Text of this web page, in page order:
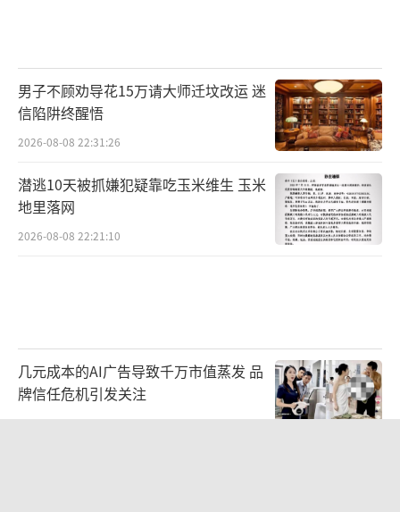
男子不顾劝导花15万请大师迁坟改运 迷
信陷阱终醒悟
2026-08-08 22:31:26
潜逃10天被抓嫌犯疑靠吃玉米维生 玉米
地里落网
2026-08-08 22:21:10
几元成本的AI广告导致千万市值蒸发 品
牌信任危机引发关注
2026-08-08 19:36:27